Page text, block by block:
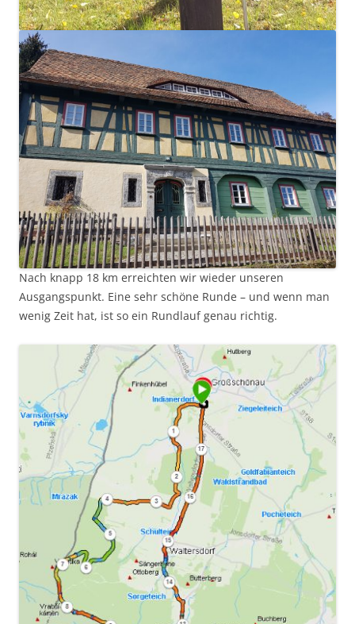
Nach knapp 18 km erreichten wir wieder unseren
Ausgangspunkt. Eine sehr schöne Runde – und wenn man
wenig Zeit hat, ist so ein Rundlauf genau richtig.